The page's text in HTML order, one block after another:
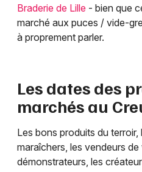
Braderie de Lille - bien que
marché aux puces / vide-
à proprement parler.
Les dates des
marchés au
Les bons produits du
maraîchers, les vendeurs
démonstrateurs, les